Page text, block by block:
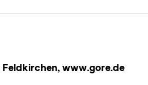
Feldkirchen, www.gore.de